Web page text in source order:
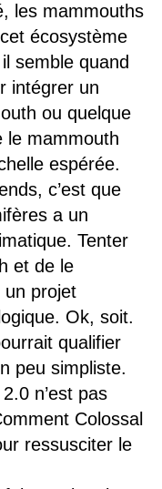
les mammouths
écosystème
semble quand
intégrer un
ou quelque
le mammouth
espérée.
c’est que
a un
Tenter
et de le
un projet
Ok, soit.
qualifier
peu simpliste.
n’est pas
Colossal
ressusciter le